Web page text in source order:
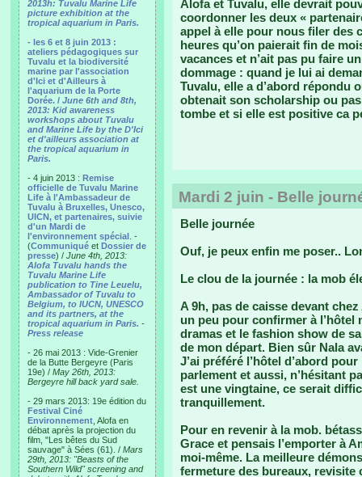
2013h: Tuvalu Marine Life
picture exhibition at the
tropical aquarium in Paris.
- les 6 et 8 juin 2013 :
ateliers pédagogiques sur
Tuvalu et la biodiversité
marine par l'association
d'Ici et d'Ailleurs à
l'aquarium de la Porte
Dorée. / June 6th and 8th,
2013: Kid awareness
workshops about Tuvalu
and Marine Life by the D'Ici
et d'ailleurs association at
the tropical aquarium in
Paris.
- 4 juin 2013 : Remise
officielle de Tuvalu Marine
Life à l'Ambassadeur de
Tuvalu à Bruxelles, Unesco,
UICN, et partenaires, suivie
d'un Mardi de
l'environnement spécial . -
(Communiqué et Dossier de
presse) / June 4th, 2013:
Alofa Tuvalu hands the
Tuvalu Marine Life
publication to Tine Leuelu,
Ambassador of Tuvalu to
Belgium, to IUCN, UNESCO
and its partners, at the
tropical aquarium in Paris. -
Press release
- 26 mai 2013 : Vide-Grenier
de la Butte Bergeyre (Paris
19e) / May 26th, 2013:
Bergeyre hill back yard sale.
- 29 mars 2013: 19e édition du
Festival Ciné
Environnement , Alofa en
débat après la projection du
film, "Les bêtes du Sud
sauvage" à Sées (61). / Mars
29th, 2013: "Beasts of the
Southern Wild" screening and
Alofa et Tuvalu, elle devrait
coordonner les deux «
appel à elle pour nous filer des
heures qu’on paierait fin de
vacances et n’ait pas pu faire
dommage : quand je lui ai
Tuvalu, elle a d’abord répondu
obtenait son scholarship ou
tombe et si elle est positive ca
Mardi 2 juin - Belle
Belle journée
Ouf, je peux enfin me poser..
Le clou de la journée : la mob
A 9h, pas de caisse devant
un peu pour confirmer à
dramas et le fashion show de
de mon départ. Bien sûr Nala
J’ai préféré l’hôtel d’abord
parlement et aussi, n’hésitant
est une vingtaine, ce serait
tranquillement.
Pour en revenir à la mob.
Grace et pensais l’emporter à
moi-même. La meilleure
fermeture des bureaux, revisite